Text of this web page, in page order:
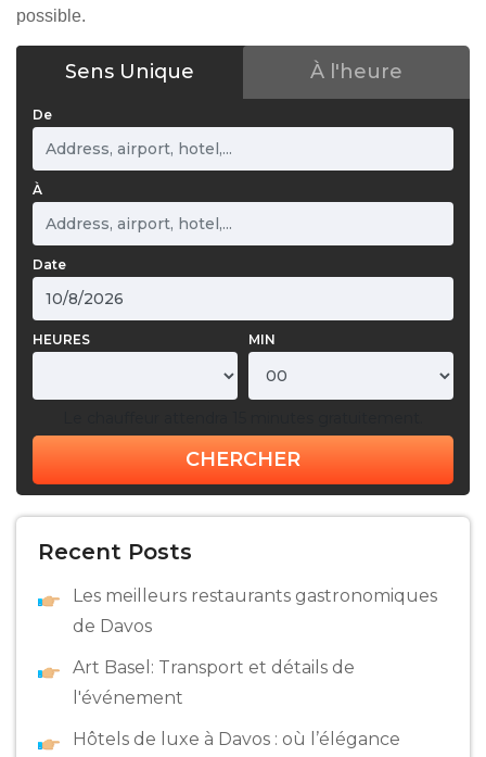
possible.
Sens Unique À l'heure
De
À
Date
HEURES MIN
CHERCHER
Recent Posts
Les meilleurs restaurants gastronomiques
de Davos
Art Basel: Transport et détails de
l'événement
Hôtels de luxe à Davos : où l’élégance